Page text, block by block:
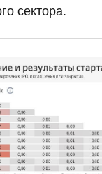
сектора.